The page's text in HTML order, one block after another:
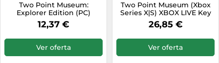
Two Point Museum:
Explorer Edition (PC)
Steam Key - EU
12,37 €
Ver oferta
Two Point Museum (Xbox
Series X|S) XBOX LIVE Key
GLOBAL
26,85 €
Ver oferta